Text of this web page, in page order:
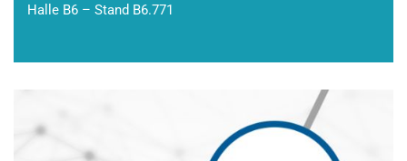
Halle B6 – Stand B6.771